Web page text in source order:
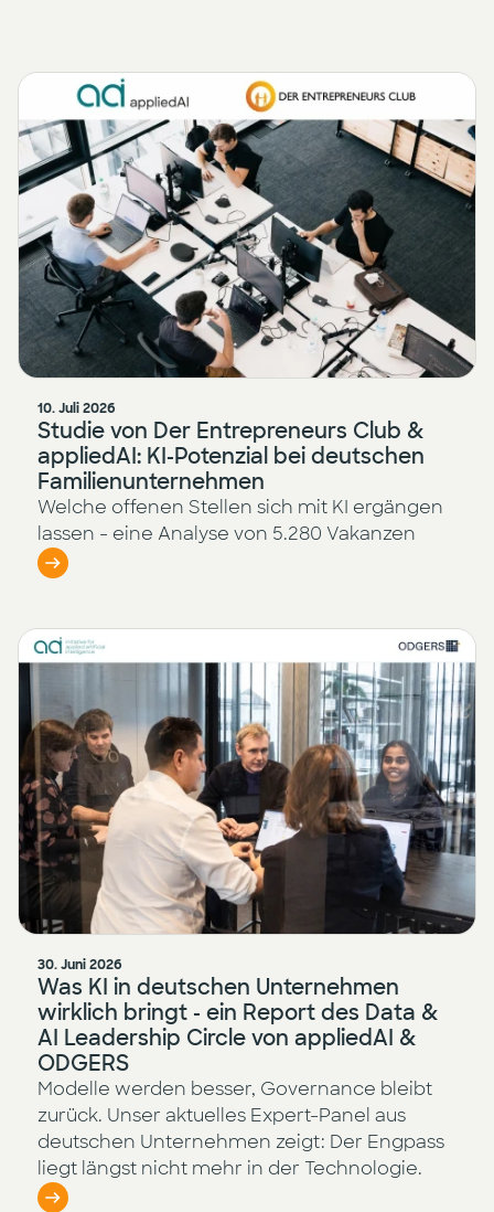
KI Entwicklung & Implementierung
Events
Newsletter
10. Juli 2026
Studie von Der Entrepreneurs Club &
appliedAI: KI-Potenzial bei deutschen
Familienunternehmen
Welche offenen Stellen sich mit KI ergängen
lassen - eine Analyse von 5.280 Vakanzen
30. Juni 2026
Was KI in deutschen Unternehmen
wirklich bringt - ein Report des Data &
AI Leadership Circle von appliedAI &
ODGERS
Modelle werden besser, Governance bleibt
zurück. Unser aktuelles Expert-Panel aus
deutschen Unternehmen zeigt: Der Engpass
liegt längst nicht mehr in der Technologie.